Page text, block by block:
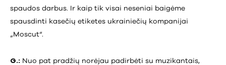
spaudos darbus. Ir kaip tik visai neseniai baigėme
spausdinti kasečių etiketes ukrainiečių kompanijai
„Moscut“.
G.: Nuo pat pradžių norėjau padirbėti su muzikantais,